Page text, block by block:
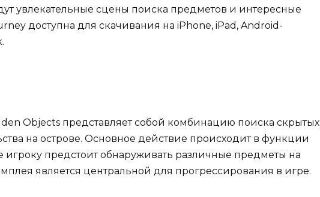
увлекательные сцены поиска предметов и интересные
доступна для скачивания на iPhone, iPad, Android-
Objects представляет собой комбинацию поиска скрытых
на острове. Основное действие происходит в функции
игроку предстоит обнаруживать различные предметы на
является центральной для прогрессирования в игре.